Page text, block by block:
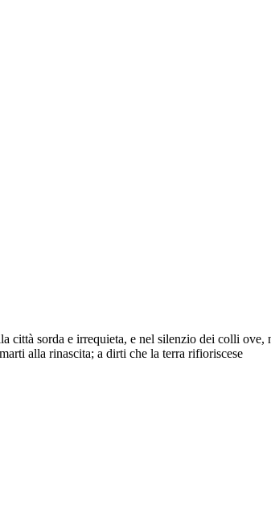
città sorda e irrequieta, e nel silenzio dei colli
alla rinascita; a dirti che la terra rifioriscese